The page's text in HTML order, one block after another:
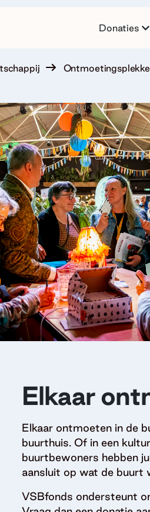
Donaties
Elkaar
Elkaar ontmoeten in de
buurthuis. Of in een
buurtbewoners hebben
aansluit op wat de buurt
VSBfonds ondersteunt